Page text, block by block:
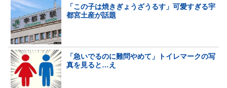
「この子は焼きぎょうざうるす」可愛すぎる宇
都宮土産が話題
「急いでるのに難問やめて」トイレマークの写
真を見ると…え